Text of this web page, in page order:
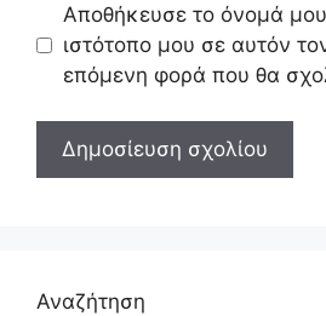
Αποθήκευσε το όνομά
ιστότοπο μου σε αυτόν
επόμενη φορά που θα
Αναζήτηση